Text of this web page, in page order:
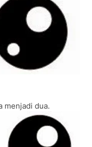
menjadi dua.